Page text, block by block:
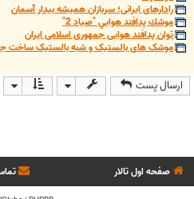
رادارهای ایرانی؛ سربازان همیشه بیدار آسمان
موشك پدافند هوايي "صياد 2"
توان پدافند هوایی جمهوری اسلامی ایران
موشک های بالستیک و شبه بالستیک ساخت
ارسال پست
صفحه اول تالار